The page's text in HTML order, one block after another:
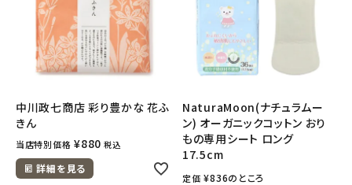
中川政七商店 彩り豊かな 花ふ
きん
当店特別価格 ¥880 税込
詳細を見る
NaturaMoon(ナチュラムー
ン) オーガニックコットン おり
もの専用シート ロング
17.5cm
定価 ¥836のところ